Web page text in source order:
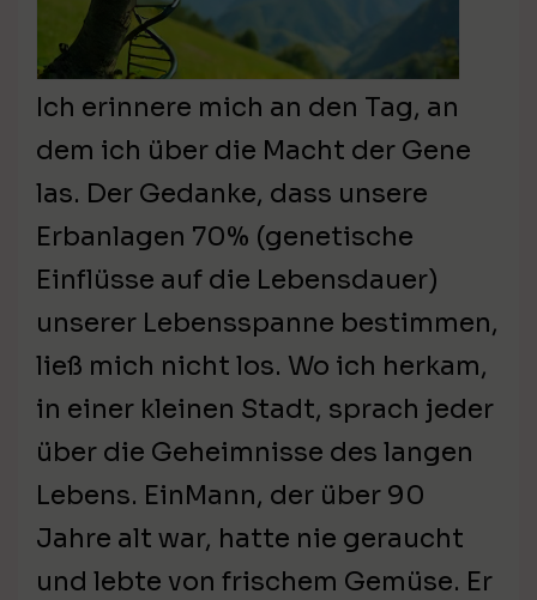
Ich erinnere mich an den Tag, an
dem ich über die Macht der Gene
las. Der Gedanke, dass unsere
Erbanlagen 70% (genetische
Einflüsse auf die Lebensdauer)
unserer Lebensspanne bestimmen,
ließ mich nicht los. Wo ich herkam,
in einer kleinen Stadt, sprach jeder
über die Geheimnisse des langen
Lebens. EinMann, der über 90
Jahre alt war, hatte nie geraucht
und lebte von frischem Gemüse. Er